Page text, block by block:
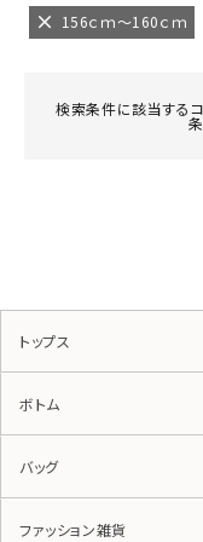
156ｃｍ～160ｃｍ
検索条件に該当する
トップス
ボトム
バッグ
ファッション雑貨